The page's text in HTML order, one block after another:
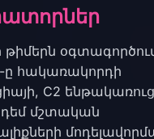
ը հակառակորդի
C2
մշտական